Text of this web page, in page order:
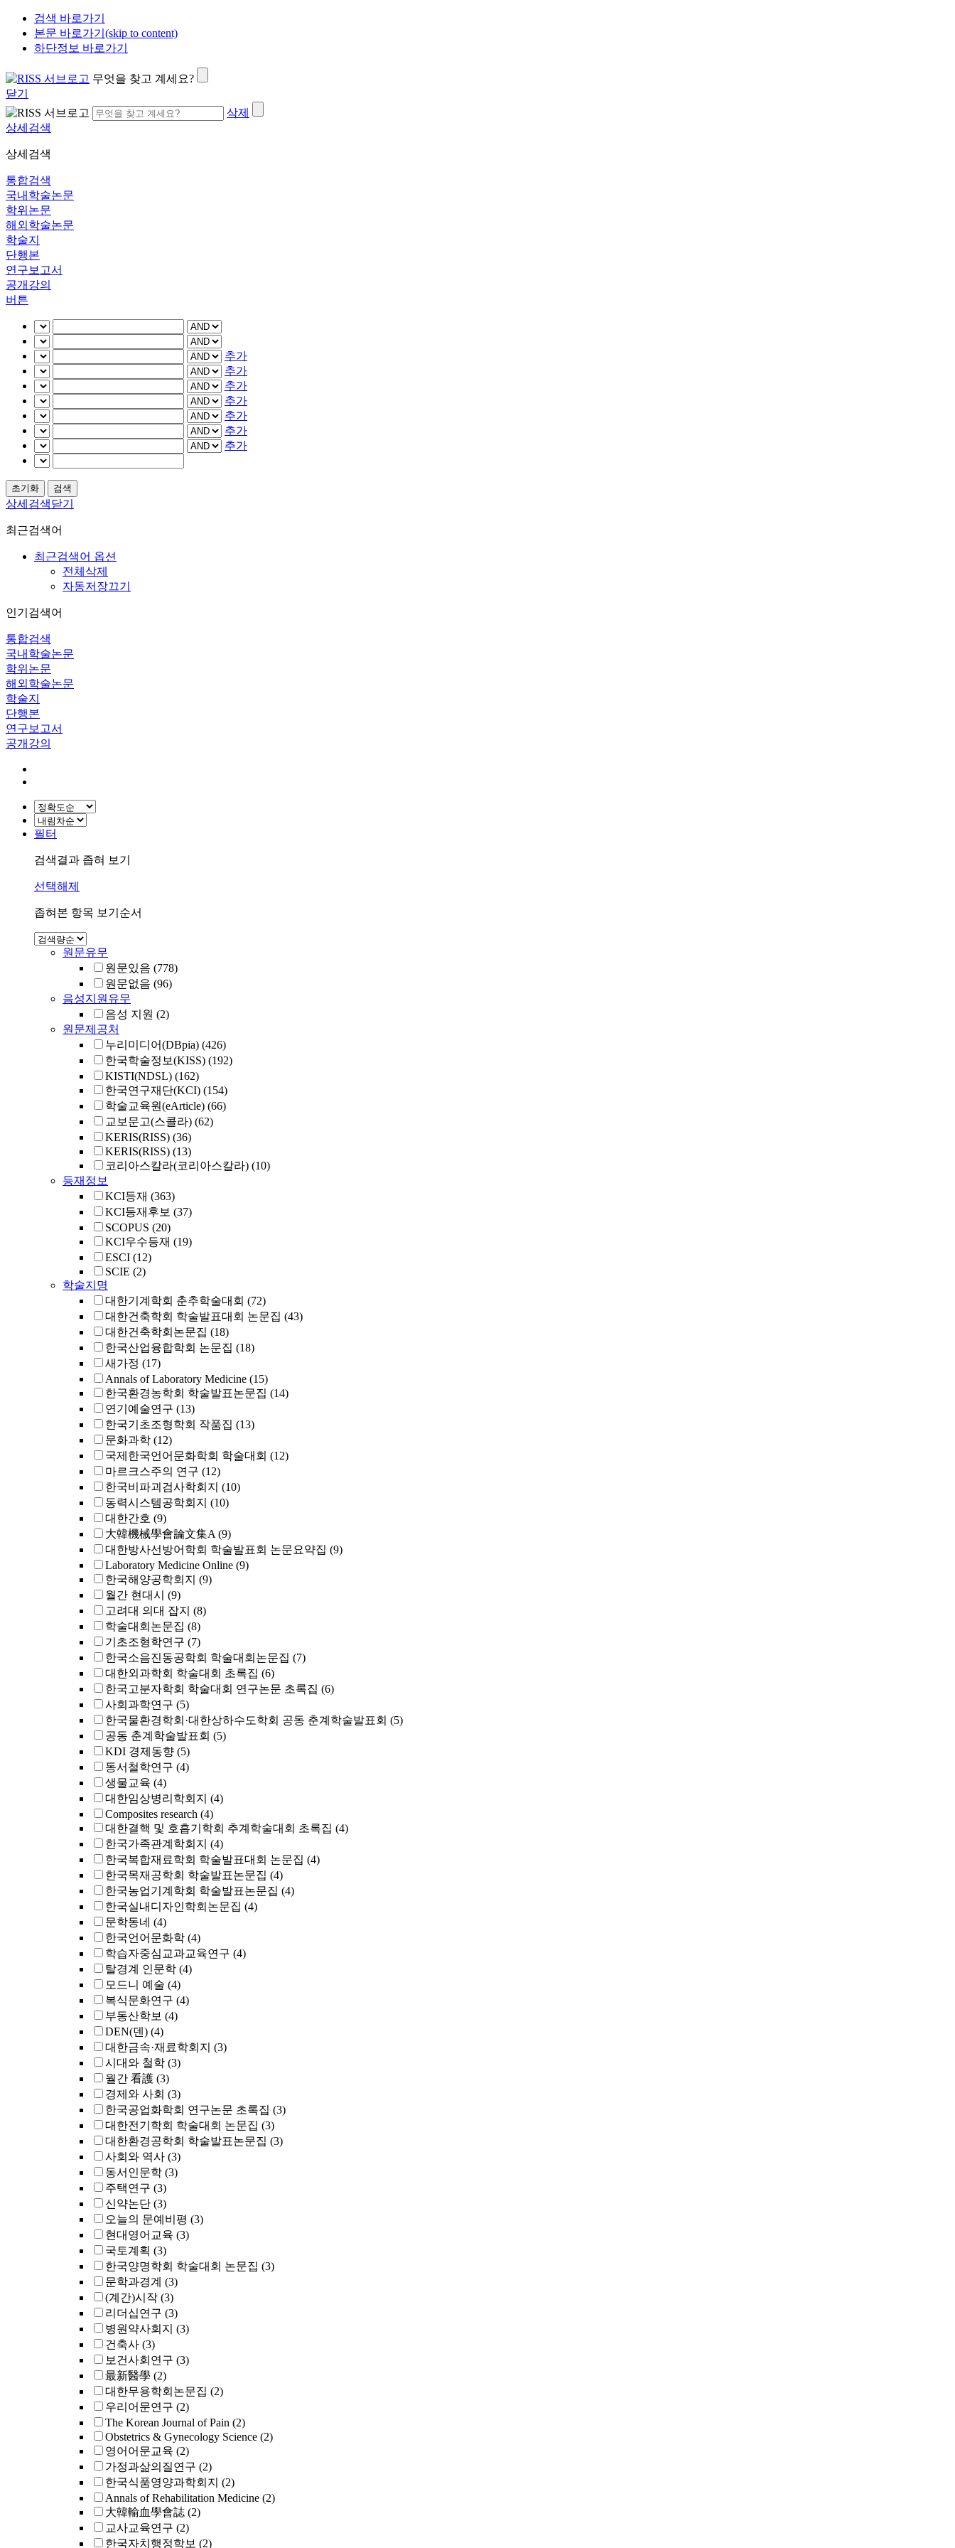
검색 바로가기
본문 바로가기(skip to content)
하단정보 바로가기
무엇을 찾고 계세요?
닫기
삭제
상세검색
상세검색
통합검색
국내학술논문
학위논문
해외학술논문
학술지
단행본
연구보고서
공개강의
버튼
추가
추가
추가
추가
추가
추가
추가
상세검색닫기
최근검색어
최근검색어 옵션
전체삭제
자동저장끄기
인기검색어
통합검색
국내학술논문
학위논문
해외학술논문
학술지
단행본
연구보고서
공개강의
필터
검색결과 좁혀 보기
선택해제
좁혀본 항목 보기순서
원문유무
원문있음 (778)
원문없음 (96)
음성지원유무
음성 지원 (2)
원문제공처
누리미디어(DBpia) (426)
한국학술정보(KISS) (192)
KISTI(NDSL) (162)
한국연구재단(KCI) (154)
학술교육원(eArticle) (66)
교보문고(스콜라) (62)
KERIS(RISS) (36)
KERIS(RISS) (13)
코리아스칼라(코리아스칼라) (10)
등재정보
KCI등재 (363)
KCI등재후보 (37)
SCOPUS (20)
KCI우수등재 (19)
ESCI (12)
SCIE (2)
학술지명
대한기계학회 춘추학술대회 (72)
대한건축학회 학술발표대회 논문집 (43)
대한건축학회논문집 (18)
한국산업융합학회 논문집 (18)
새가정 (17)
Annals of Laboratory Medicine (15)
한국환경농학회 학술발표논문집 (14)
연기예술연구 (13)
한국기초조형학회 작품집 (13)
문화과학 (12)
국제한국언어문화학회 학술대회 (12)
마르크스주의 연구 (12)
한국비파괴검사학회지 (10)
동력시스템공학회지 (10)
대한간호 (9)
大韓機械學會論文集A (9)
대한방사선방어학회 학술발표회 논문요약집 (9)
Laboratory Medicine Online (9)
한국해양공학회지 (9)
월간 현대시 (9)
고려대 의대 잡지 (8)
학술대회논문집 (8)
기초조형학연구 (7)
한국소음진동공학회 학술대회논문집 (7)
대한외과학회 학술대회 초록집 (6)
한국고분자학회 학술대회 연구논문 초록집 (6)
사회과학연구 (5)
한국물환경학회·대한상하수도학회 공동 춘계학술발표회 (5)
공동 춘계학술발표회 (5)
KDI 경제동향 (5)
동서철학연구 (4)
생물교육 (4)
대한임상병리학회지 (4)
Composites research (4)
대한결핵 및 호흡기학회 추계학술대회 초록집 (4)
한국가족관계학회지 (4)
한국복합재료학회 학술발표대회 논문집 (4)
한국목재공학회 학술발표논문집 (4)
한국농업기계학회 학술발표논문집 (4)
한국실내디자인학회논문집 (4)
문학동네 (4)
한국언어문화학 (4)
학습자중심교과교육연구 (4)
탈경계 인문학 (4)
모드니 예술 (4)
복식문화연구 (4)
부동산학보 (4)
DEN(덴) (4)
대한금속·재료학회지 (3)
시대와 철학 (3)
월간 看護 (3)
경제와 사회 (3)
한국공업화학회 연구논문 초록집 (3)
대한전기학회 학술대회 논문집 (3)
대한환경공학회 학술발표논문집 (3)
사회와 역사 (3)
동서인문학 (3)
주택연구 (3)
신약논단 (3)
오늘의 문예비평 (3)
현대영어교육 (3)
국토계획 (3)
한국양명학회 학술대회 논문집 (3)
문학과경계 (3)
(계간)시작 (3)
리더십연구 (3)
병원약사회지 (3)
건축사 (3)
보건사회연구 (3)
最新醫學 (2)
대한무용학회논문집 (2)
우리어문연구 (2)
The Korean Journal of Pain (2)
Obstetrics & Gynecology Science (2)
영어어문교육 (2)
가정과삶의질연구 (2)
한국식품영양과학회지 (2)
Annals of Rehabilitation Medicine (2)
大韓輸血學會誌 (2)
교사교육연구 (2)
한국자치행정학보 (2)